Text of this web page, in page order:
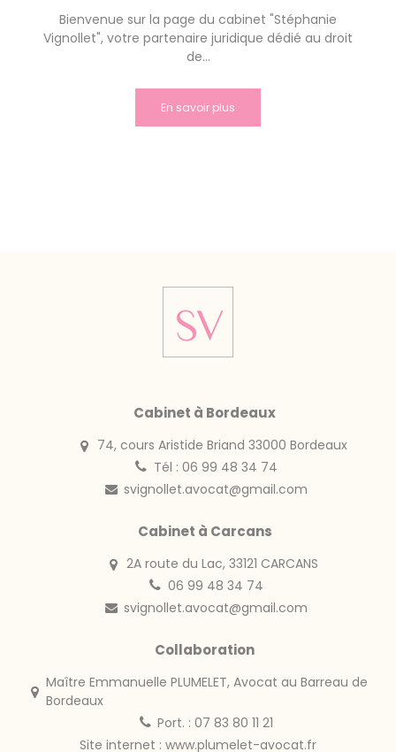
Bienvenue sur la page du cabinet "Stéphanie
Vignollet", votre partenaire juridique dédié au droit
de...
En savoir plus
Cabinet à Bordeaux
74, cours Aristide Briand 33000 Bordeaux
Tél : 06 99 48 34 74
svignollet.avocat@gmail.com
Cabinet à Carcans
2A route du Lac, 33121 CARCANS
06 99 48 34 74
svignollet.avocat@gmail.com
Collaboration
Maître Emmanuelle PLUMELET, Avocat au Barreau de
Bordeaux
Port. : 07 83 80 11 21
Site internet : www.plumelet-avocat.fr